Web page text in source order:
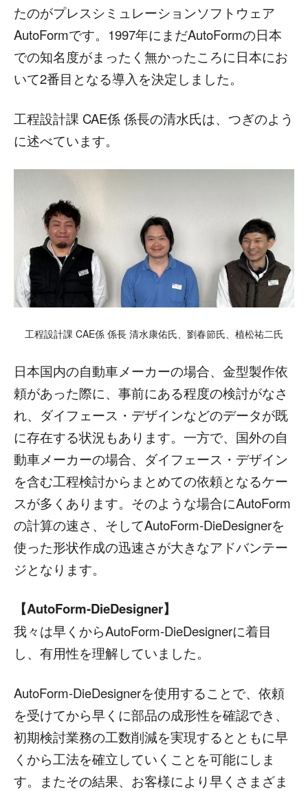
たのがプレスシミュレーションソフトウェア
AutoFormです。1997年にまだAutoFormの日本
での知名度がまったく無かったころに日本にお
いて2番目となる導入を決定しました。
工程設計課 CAE係 係長の清水氏は、つぎのよう
に述べています。
工程設計課 CAE係 係長 清水康佑氏、劉春節氏、植松祐二氏
日本国内の自動車メーカーの場合、金型製作依
頼があった際に、事前にある程度の検討がなさ
れ、ダイフェース・デザインなどのデータが既
に存在する状況もあります。 一方で、国外の自
動車メーカーの場合、ダイフェース・デザイン
を含む工程検討からまとめての依頼となるケー
スが多くあります。そのような場合にAutoForm
の計算の速さ、そしてAutoForm-DieDesignerを
使った形状作成の迅速さが大きなアドバンテー
ジとなります。
【AutoForm-DieDesigner】
我々は早くからAutoForm-DieDesignerに着目
し、有用性を理解していました。
AutoForm-DieDesignerを使用することで、依頼
を受けてから早くに部品の成形性を確認でき、
初期検討業務の工数削減を実現するとともに早
くから工法を確立していくことを可能にしま
す。またその結果、お客様により早くさまざま